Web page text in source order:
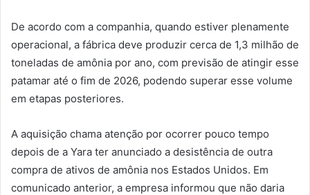
De acordo com a companhia, quando estiver plenamente
operacional, a fábrica deve produzir cerca de 1,3 milhão de
toneladas de amônia por ano, com previsão de atingir esse
patamar até o fim de 2026, podendo superar esse volume
em etapas posteriores.
A aquisição chama atenção por ocorrer pouco tempo
depois de a Yara ter anunciado a desistência de outra
compra de ativos de amônia nos Estados Unidos. Em
comunicado anterior, a empresa informou que não daria